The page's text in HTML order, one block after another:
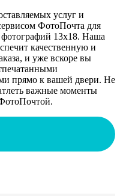
услуг и
ФотоПочта для
фотографий 13х18. Наша
качественную и
и уже вскоре вы
прямо к вашей двери. Не
важные моменты